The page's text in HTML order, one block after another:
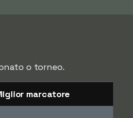
o torneo.
marcatore